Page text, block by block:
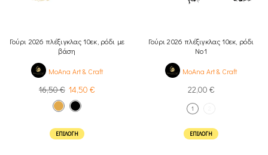
Γούρι 2026 πλέξιγκλας 10εκ, ρόδι με
βάση
MoAna Art & Craft
16,50€ 14,50 €
ΕΠΙΛΟΓΉ
Γούρι 2026 πλέξιγκλας 10εκ, ρόδι
Νο1
MoAna Art & Craft
22,00 €
1
ΕΠΙΛΟΓΉ